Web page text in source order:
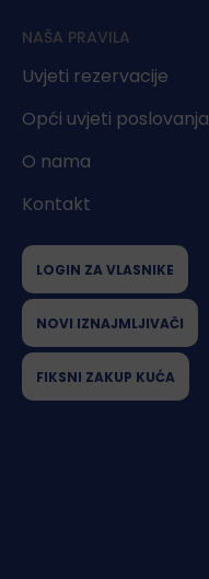
NAŠA PRAVILA
Uvjeti rezervacije
Opći uvjeti poslovanja
O nama
Kontakt
LOGIN ZA VLASNIKE
NOVI IZNAJMLJIVAČI
FIKSNI ZAKUP KUĆA